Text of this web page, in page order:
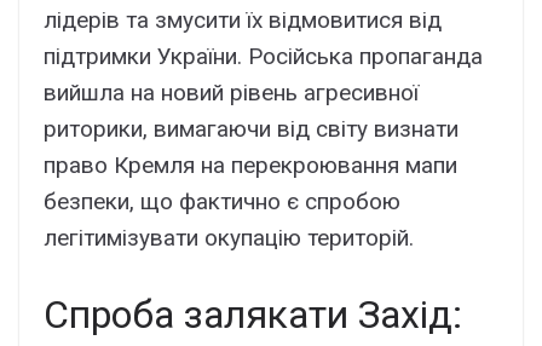
лідерів та змусити їх відмовитися від
підтримки України. Російська пропаганда
вийшла на новий рівень агресивної
риторики, вимагаючи від світу визнати
право Кремля на перекроювання мапи
безпеки, що фактично є спробою
легітимізувати окупацію територій.
Спроба залякати Захід: